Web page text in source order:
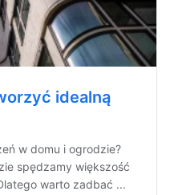
idealną
w domu i ogrodzie?
spędzamy większość
warto zadbać ...